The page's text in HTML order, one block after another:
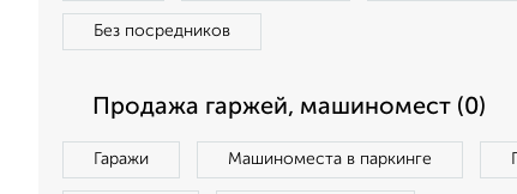
Без посредников
Продажа гаржей, машиномест (0)
Гаражи Машиноместа в паркинге